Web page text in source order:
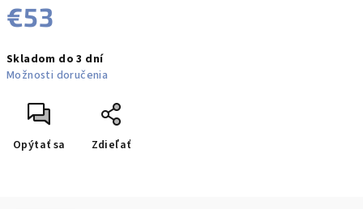
€53
cena:
Skladom do 3 dní
Možnosti doručenia
Opýtať sa Zdieľať